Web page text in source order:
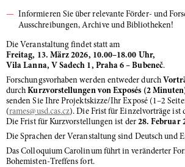
Informieren Sie über relevante Förder- und
Ausschreibungen, Archive und Bibliotheken!
Die Veranstaltung findet statt am
Freitag, 13. März 2026, 10.00–18.00 Uhr,
Vila Lanna, V Sadech 1, Praha 6 – Bubeneč.
Forschungsvorhaben werden entweder durch
durchKurzvorstellungen von Exposés (2
senden Sie Ihre Projektskizze/Ihr Exposé (1–2
(rames@usd.cas.cz). Die Frist für Einzelvorträge ist
Die Frist für Kurzvorstellungen ist der 28. Februar
Die Sprachen der Veranstaltung sind Deutsch und
Das Colloquium Carolinum führt in veränderter
Bohemisten-Treffens fort.